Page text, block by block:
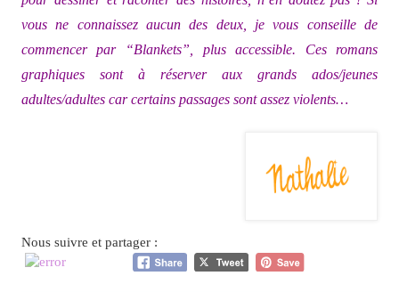
vous ne connaissez aucun des deux, je vous conseille de
commencer par “Blankets”, plus accessible. Ces romans
graphiques sont à réserver aux grands ados/jeunes
adultes/adultes car certains passages sont assez violents…
Nous suivre et partager :